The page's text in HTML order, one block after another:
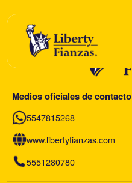
Medios oficiales de contacto
5547815268
www.libertyfianzas.com
5551280780